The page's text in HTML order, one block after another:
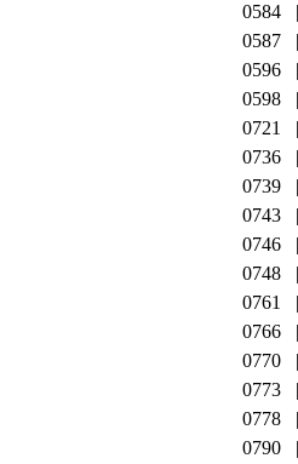
0584
0587
0596
0598
0721
0736
0739
0743
0746
0748
0761
0766
0770
0773
0778
0790